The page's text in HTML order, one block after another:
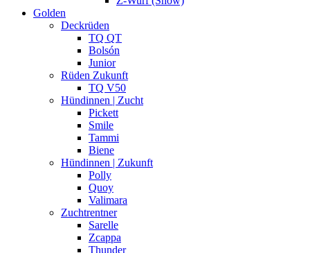
Golden
Deckrüden
TQ QT
Bolsón
Junior
Rüden Zukunft
TQ V50
Hündinnen | Zucht
Pickett
Smile
Tammi
Biene
Hündinnen | Zukunft
Polly
Quoy
Valimara
Zuchtrentner
Sarelle
Zcappa
Thunder